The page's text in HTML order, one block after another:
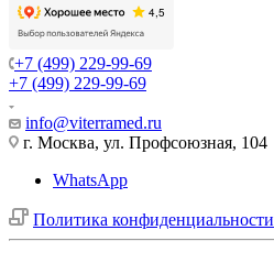
+7 (499) 229-99-69
+7 (499) 229-99-69
info@viterramed.ru
г. Москва, ул. Профсоюзная, 104
WhatsApp
Политика конфиденциальности